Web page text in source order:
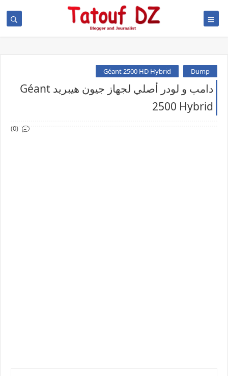
Dump
Géant 2500 HD Hybrid
دامب و لودر أصلي لجهاز جيون هيبريد Géant
2500 Hybrid
(0)